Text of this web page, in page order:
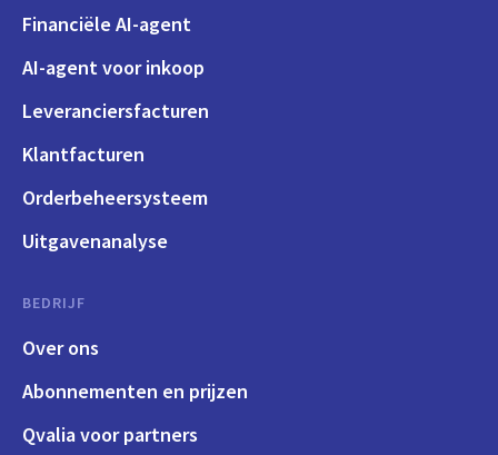
Financiële AI-agent
AI-agent voor inkoop
Leveranciersfacturen
Klantfacturen
Orderbeheersysteem
Uitgavenanalyse
BEDRIJF
Over ons
Abonnementen en prijzen
Qvalia voor partners